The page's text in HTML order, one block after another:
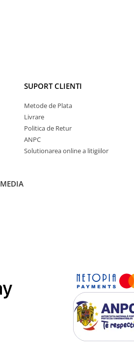
SUPORT CLIENTI
Metode de Plata
Livrare
Politica de Retur
ANPC
Solutionarea online a litigiilor